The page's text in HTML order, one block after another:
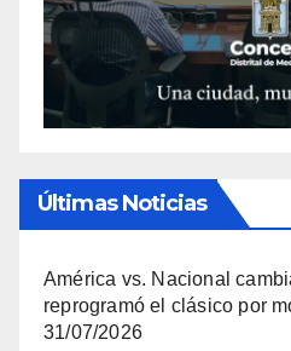
Últimas Noticias
América vs. Nacional
reprogramó el clásico por
31/07/2026